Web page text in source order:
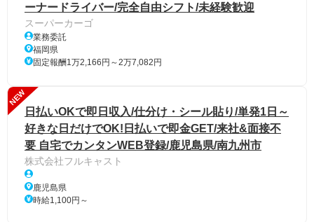
ーナードライバー/完全自由シフト/未経験歓迎
スーパーカーゴ
業務委託
福岡県
固定報酬1万2,166円～2万7,082円
NEW
日払いOKで即日収入/仕分け・シール貼り/単発1日～
好きな日だけでOK!日払いで即金GET/来社&面接不
要 自宅でカンタンWEB登録/鹿児島県/南九州市
株式会社フルキャスト
鹿児島県
時給1,100円～